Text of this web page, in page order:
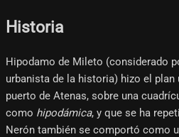
Historia
Hipodamo de Mileto (considerado
urbanista de la historia) hizo el plan
puerto de Atenas, sobre una
como hipodámica, y que se ha
Nerón también se comportó como